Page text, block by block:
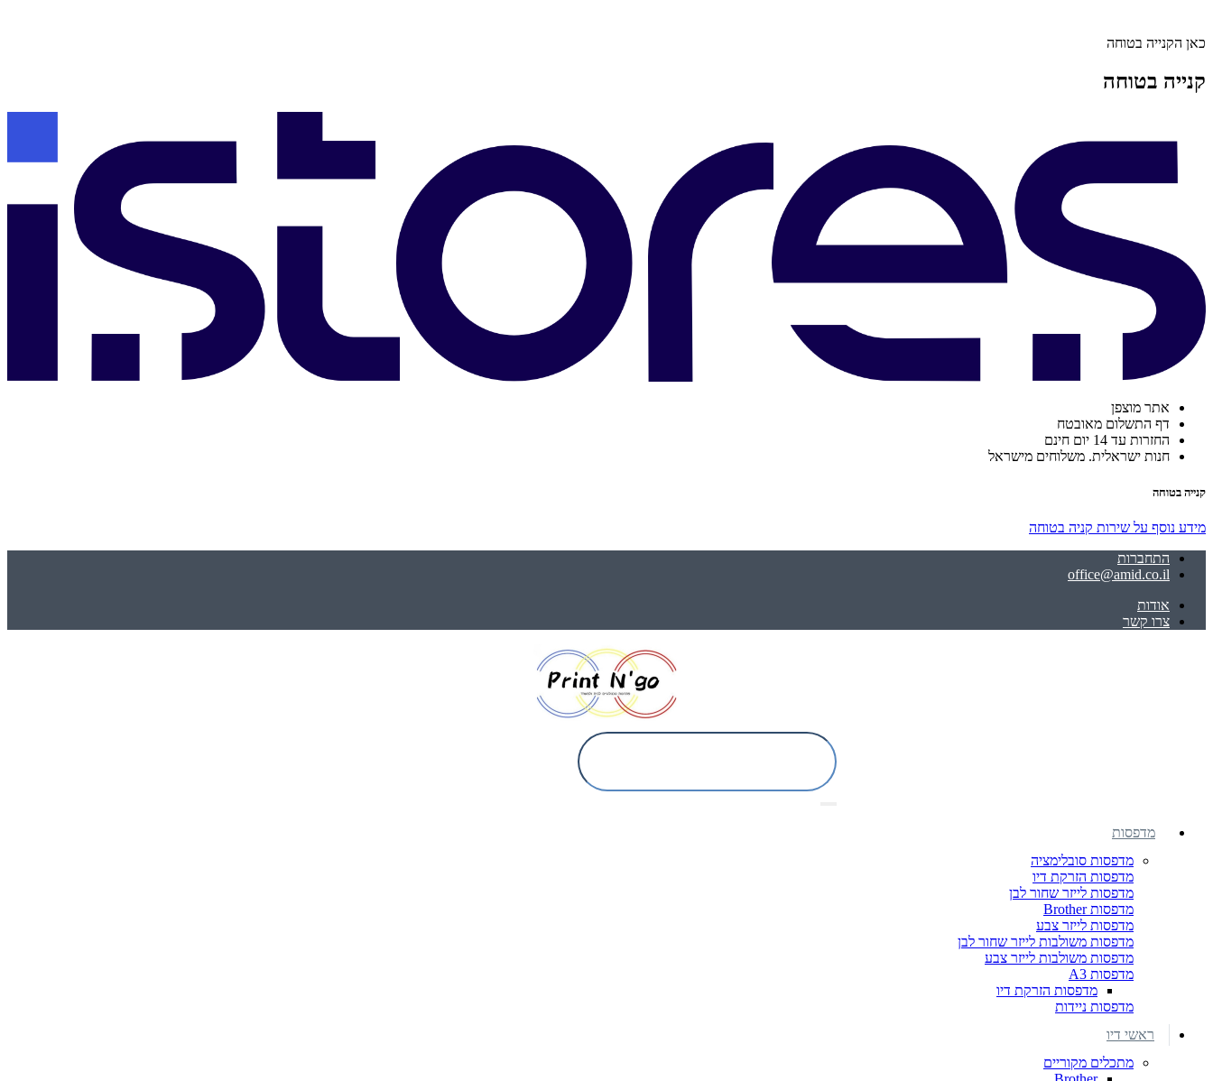
כאן הקנייה בטוחה
קנייה בטוחה
אתר מוצפן
דף התשלום מאובטח
החזרות עד 14 יום חינם
חנות ישראלית. משלוחים מישראל
קנייה בטוחה
מידע נוסף על שירות קניה בטוחה
התחברות
office@amid.co.il
אודות
צרו קשר
מדפסות
מדפסות סובלימציה
מדפסות הזרקת דיו
מדפסות לייזר שחור לבן
מדפסות Brother
מדפסות לייזר צבע
מדפסות משולבות לייזר שחור לבן
מדפסות משולבות לייזר צבע
מדפסות A3
מדפסות הזרקת דיו
מדפסות ניידות
ראשי דיו
מתכלים מקוריים